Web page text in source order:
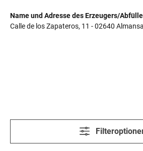
Name und Adresse des Erzeugers/
Calle de los Zapateros, 11 - 02640